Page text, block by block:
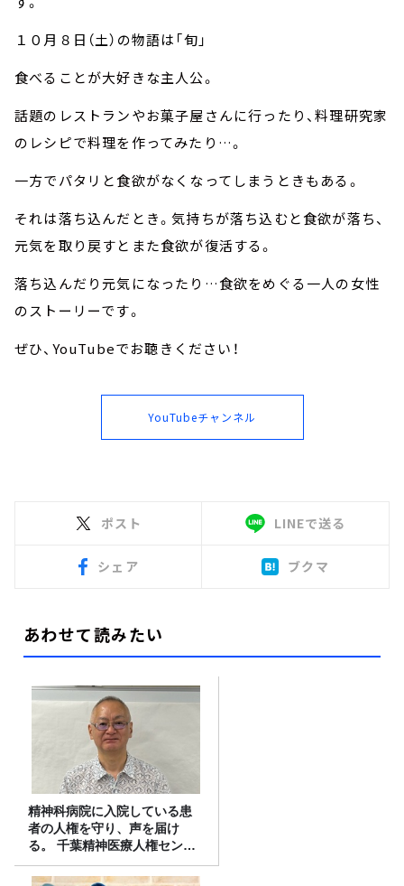
１０月８日（土）の物語は「旬」
食べることが大好きな主人公。
話題のレストランやお菓子屋さんに行ったり、料理研究家
のレシピで料理を作ってみたり…。
一方でパタリと食欲がなくなってしまうときもある。
それは落ち込んだとき。気持ちが落ち込むと食欲が落ち、
元気を取り戻すとまた食欲が復活する。
落ち込んだり元気になったり…食欲をめぐる一人の女性
のストーリーです。
ぜひ、YouTubeでお聴きください！
YouTubeチャンネル
ポスト LINEで送る
シェア ブクマ
あわせて読みたい
精神科病院に入院している患
者の人権を守り、声を届け
る。 千葉精神医療人権センタ
ーの取り組み